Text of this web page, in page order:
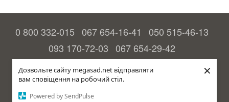
Дозвольте сайту megasad.net відправляти
вам сповіщення на робочий стіл.
Powered by SendPulse
×
0 800 332-015 067 654-16-41
050 515-46-13
093 170-72-03 067 654-29-42
Контакты
Полная версия сайта